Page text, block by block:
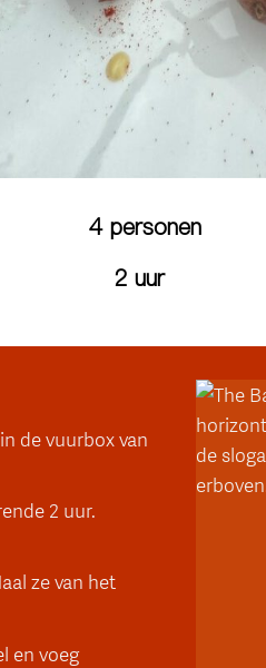
2 uur
4 personen
de vuurbox van
2 uur.
ze van het
en voeg